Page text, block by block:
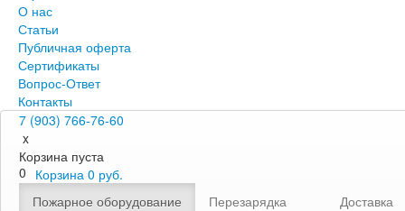
О нас
Статьи
Публичная оферта
Сертификаты
Вопрос-Ответ
Контакты
7 (903) 766-76-60
x
Корзина пуста
0 Корзина 0 руб.
Пожарное оборудование
Перезарядка
Доставка